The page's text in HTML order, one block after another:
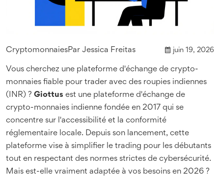
CryptomonnaiesPar Jessica Freitas juin 19, 2026
Vous cherchez une plateforme d'échange de crypto-
monnaies fiable pour trader avec des roupies indiennes
(INR) ? Giottus est une plateforme d'échange de
crypto-monnaies indienne fondée en 2017 qui se
concentre sur l'accessibilité et la conformité
réglementaire locale. Depuis son lancement, cette
plateforme vise à simplifier le trading pour les débutants
tout en respectant des normes strictes de cybersécurité.
Mais est-elle vraiment adaptée à vos besoins en 2026 ?